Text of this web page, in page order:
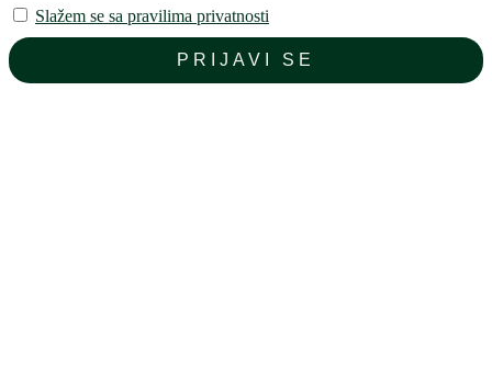
Slažem se sa pravilima privatnosti